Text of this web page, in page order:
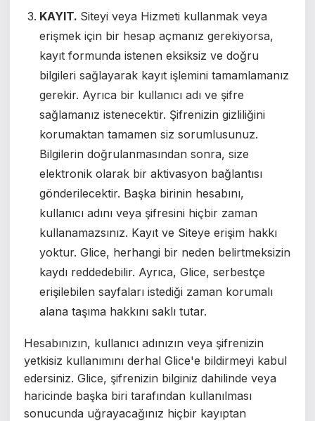
KAYIT. Siteyi veya Hizmeti kullanmak veya
erişmek için bir hesap açmanız gerekiyorsa,
kayıt formunda istenen eksiksiz ve doğru
bilgileri sağlayarak kayıt işlemini tamamlamanız
gerekir. Ayrıca bir kullanıcı adı ve şifre
sağlamanız istenecektir. Şifrenizin gizliliğini
korumaktan tamamen siz sorumlusunuz.
Bilgilerin doğrulanmasından sonra, size
elektronik olarak bir aktivasyon bağlantısı
gönderilecektir. Başka birinin hesabını,
kullanıcı adını veya şifresini hiçbir zaman
kullanamazsınız. Kayıt ve Siteye erişim hakkı
yoktur. Glice, herhangi bir neden belirtmeksizin
kaydı reddedebilir. Ayrıca, Glice, serbestçe
erişilebilen sayfaları istediği zaman korumalı
alana taşıma hakkını saklı tutar.
Hesabınızın, kullanıcı adınızın veya şifrenizin
yetkisiz kullanımını derhal Glice'e bildirmeyi kabul
edersiniz. Glice, şifrenizin bilginiz dahilinde veya
haricinde başka biri tarafından kullanılması
sonucunda uğrayacağınız hiçbir kayıptan